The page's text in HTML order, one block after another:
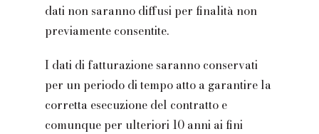
dati non saranno diffusi per finalità non
previamente consentite.
I dati di fatturazione saranno conservati
per un periodo di tempo atto a garantire la
corretta esecuzione del contratto e
comunque per ulteriori 10 anni ai fini